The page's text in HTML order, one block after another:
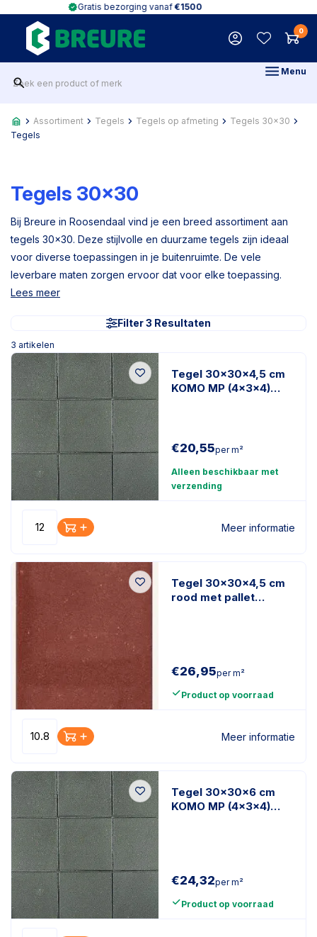
2000m2 indoor
0
Menu
Assortiment Tegels Tegels op afmeting
Tegels 30x30
Tegels
Tegels 30x30
Bij Breure in Roosendaal vind je een breed assortiment aan
tegels 30x30. Deze stijlvolle en duurzame tegels zijn ideaal
voor diverse toepassingen in je buitenruimte. De vele
leverbare maten zorgen ervoor dat voor elke toepassing.
Lees meer
Filter 3 Resultaten
3 artikelen
Tegel 30x30x4,5 cm
KOMO MP (4x3x4)
€20,55per m²
Alleen beschikbaar met
verzending
Meer informatie
Tegel 30x30x4,5 cm
rood met pallet
€26,95per m²
Product op voorraad
Meer informatie
Tegel 30x30x6 cm
KOMO MP (4x3x4)
€24,32per m²
Product op voorraad